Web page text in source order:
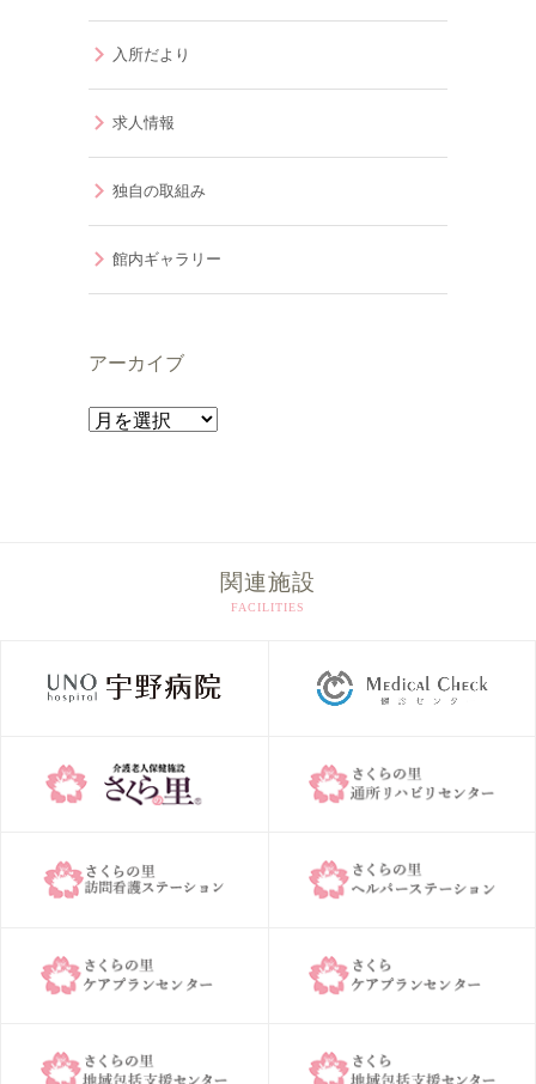
入所だより
求人情報
独自の取組み
館内ギャラリー
アーカイブ
ア
関連施設
FACILITIES